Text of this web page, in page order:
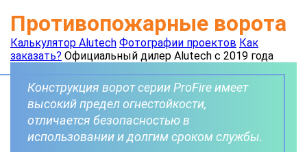
Противопожарные ворота
Калькулятор Alutech Фотографии проектов Как
заказать? Официальный дилер Alutech с 2019 года
Конструкция ворот серии ProFire имеет
высокий предел огнестойкости,
отличается безопасностью в
использовании и долгим сроком службы.